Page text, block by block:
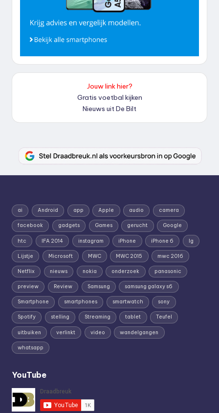
Jouw link hier?
Gratis voetbal kijken
Nieuws uit De Bilt
ai Android app Apple audio camera
facebook gadgets Games gerucht Google
htc IFA 2014 instagram iPhone iPhone 6 lg
Lijstje Microsoft MWC MWC 2015 mwc 2016
Netflix nieuws nokia onderzoek panasonic
preview Review Samsung samsung galaxy s6
Smartphone smartphones smartwatch sony
Spotify stelling Streaming tablet Teufel
uitbuiken verlinkt video wandelgangen
whatsapp
YouTube